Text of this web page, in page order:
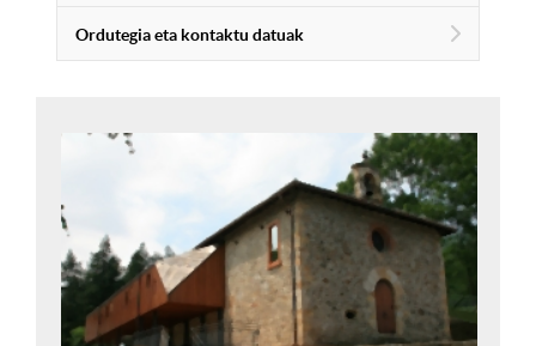
Ordutegia eta kontaktu datuak